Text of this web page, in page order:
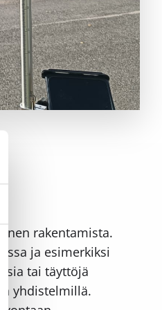
rakentamista.
ja esimerkiksi
tai täyttöjä
yhdistelmillä.